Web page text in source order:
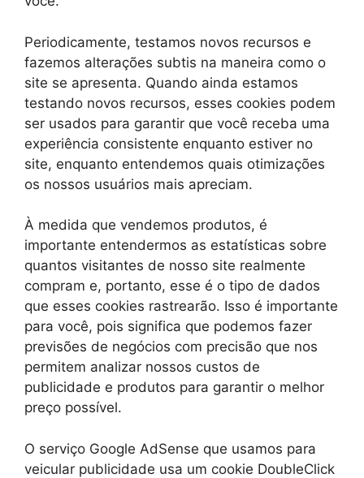
Periodicamente, testamos novos recursos e
fazemos alterações subtis na maneira como o
site se apresenta. Quando ainda estamos
testando novos recursos, esses cookies podem
ser usados ​​para garantir que você receba uma
experiência consistente enquanto estiver no
site, enquanto entendemos quais otimizações
os nossos usuários mais apreciam.
À medida que vendemos produtos, é
importante entendermos as estatísticas sobre
quantos visitantes de nosso site realmente
compram e, portanto, esse é o tipo de dados
que esses cookies rastrearão. Isso é importante
para você, pois significa que podemos fazer
previsões de negócios com precisão que nos
permitem analizar nossos custos de
publicidade e produtos para garantir o melhor
preço possível.
O serviço Google AdSense que usamos para
veicular publicidade usa um cookie DoubleClick